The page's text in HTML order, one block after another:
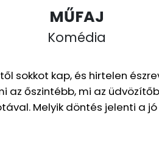
MŰFAJ
Komédia
sokkot kap, és hirtelen
az őszintébb, mi az
Melyik döntés jelenti a